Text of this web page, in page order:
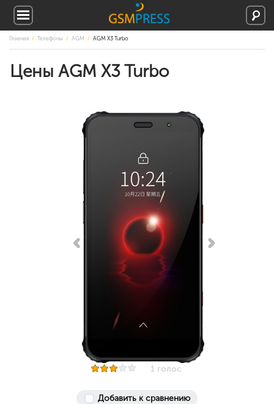
Главная Телефоны AGM AGM X3 Turbo
Цены AGM X3 Turbo
1 голос
Добавить к сравнению